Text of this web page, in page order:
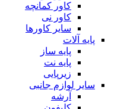
کاور کمانچه
کاور نی
سایر کاورها
پایه آلات
پایه ساز
پایه نت
زیرپایی
سایر لوازم جانبی
آرشه